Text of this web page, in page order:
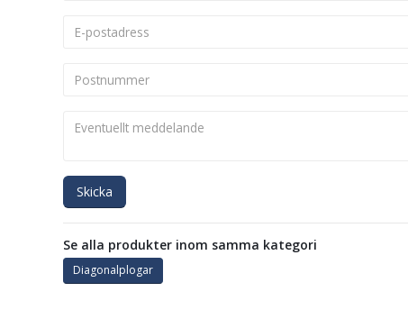
Skicka
Se alla produkter inom samma kategori
Diagonalplogar